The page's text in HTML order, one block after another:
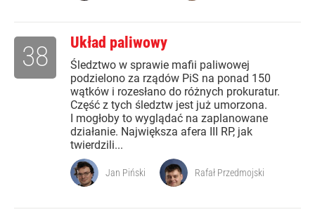
Układ paliwowy
Śledztwo w sprawie mafii paliwowej
podzielono za rządów PiS na ponad 150
wątków i rozesłano do różnych prokuratur.
Część z tych śledztw jest już umorzona.
I mogłoby to wyglądać na zaplanowane
działanie. Największa afera III RP, jak
twierdzili...
38
Jan Piński Rafał Przedmojski